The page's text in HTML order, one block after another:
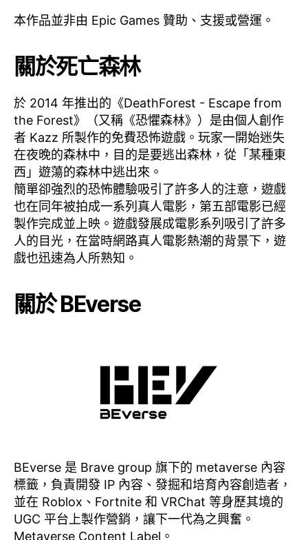
本作品並非由 Epic Games 贊助、支援或營運。
關於死亡森林
於 2014 年推出的《DeathForest - Escape from
the Forest》（又稱《恐懼森林》）是由個人創作
者 Kazz 所製作的免費恐怖遊戲。玩家一開始迷失
在夜晚的森林中，目的是要逃出森林，從「某種東
西」遊蕩的森林中逃出來。
簡單卻強烈的恐怖體驗吸引了許多人的注意，遊戲
也在同年被拍成一系列真人電影，第五部電影已經
製作完成並上映。遊戲發展成電影系列吸引了許多
人的目光，在當時網路真人電影熱潮的背景下，遊
戲也迅速為人所熟知。
關於 BEverse
BEverse 是 Brave group 旗下的 metaverse 內容
標籤，負責開發 IP 內容、發掘和培育內容創造者，
並在 Roblox、Fortnite 和 VRChat 等身歷其境的
UGC 平台上製作營銷，讓下一代為之興奮。
Metaverse Content Label。